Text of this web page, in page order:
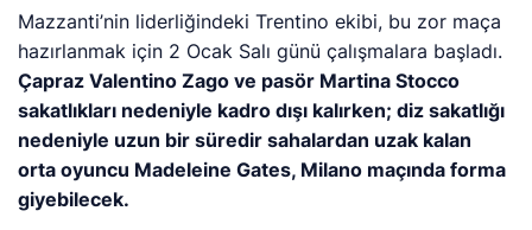
Mazzanti’nin liderliğindeki Trentino ekibi, bu zor maça
hazırlanmak için 2 Ocak Salı günü çalışmalara başladı.
Çapraz Valentino Zago ve pasör Martina Stocco
sakatlıkları nedeniyle kadro dışı kalırken; diz sakatlığı
nedeniyle uzun bir süredir sahalardan uzak kalan
orta oyuncu Madeleine Gates, Milano maçında forma
giyebilecek.